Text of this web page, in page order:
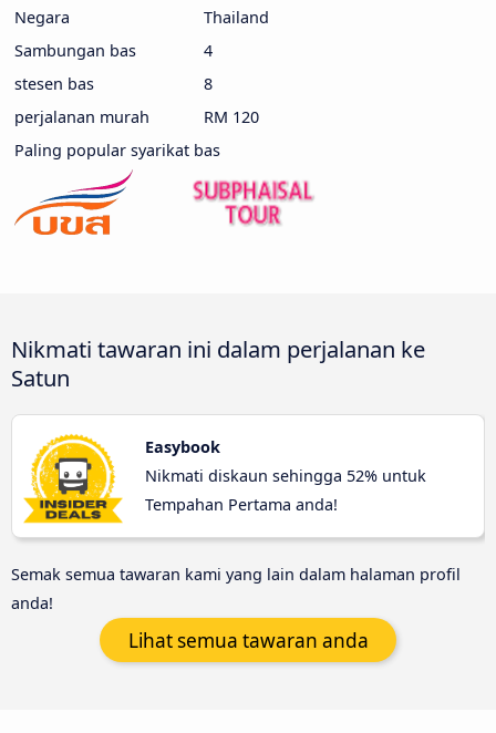
Negara
Thailand
Sambungan bas
4
stesen bas
8
perjalanan murah
RM 120
Paling popular syarikat bas
Nikmati tawaran ini dalam perjalanan ke
Satun
Easybook
Nikmati diskaun sehingga 52% untuk
Tempahan Pertama anda!
Semak semua tawaran kami yang lain dalam halaman profil
anda!
Lihat semua tawaran anda